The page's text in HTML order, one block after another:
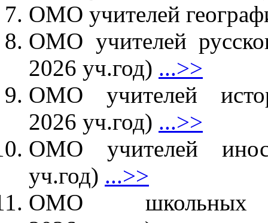
ОМО учителей
ОМО учителей
2026 уч.год) ...>>
ОМО учителей
2026 уч.год) ...>>
ОМО учителей
уч.год) ...>>
ОМО школьных